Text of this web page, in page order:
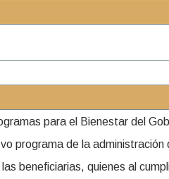
para el Bienestar del
programa de la
beneficiarias, quienes al